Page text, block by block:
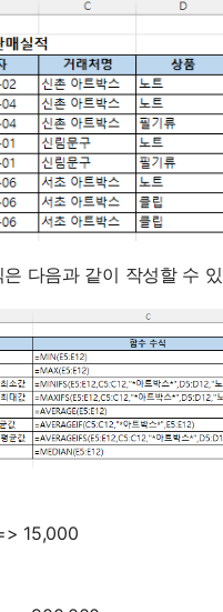
다음과 같이 작성할 수
15,000